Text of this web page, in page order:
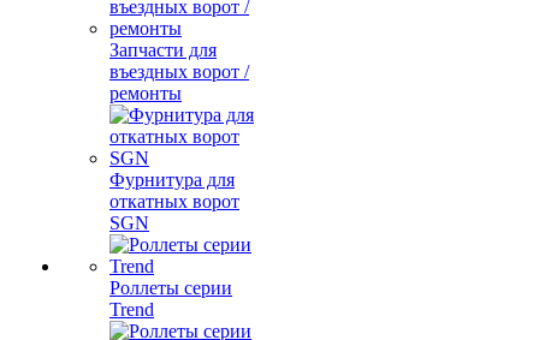
Запчасти для
въездных ворот /
ремонты
Фурнитура для
откатных ворот
SGN
Роллеты серии
Trend